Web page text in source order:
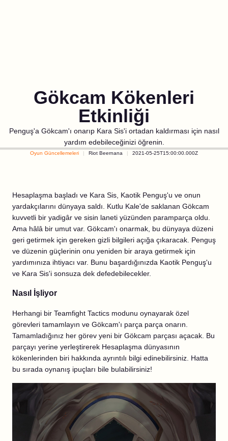
Gökcam Kökenleri
Etkinliği
Penguş'a Gökcam'ı onarıp Kara Sis'i ortadan kaldırması için nasıl
yardım edebileceğinizi öğrenin.
Oyun Güncellemeleri Riot Beernana 2021-05-25T15:00:00.000Z
Hesaplaşma başladı ve Kara Sis, Kaotik Penguş'u ve onun
yardakçılarını dünyaya saldı. Kutlu Kale'de saklanan Gökcam
kuvvetli bir yadigâr ve sisin laneti yüzünden paramparça oldu.
Ama hâlâ bir umut var. Gökcam'ı onarmak, bu dünyaya düzeni
geri getirmek için gereken gizli bilgileri açığa çıkaracak. Penguş
ve düzenin güçlerinin onu yeniden bir araya getirmek için
yardımınıza ihtiyacı var. Bunu başardığınızda Kaotik Penguş'u
ve Kara Sis'i sonsuza dek defedebilecekler.
Nasıl İşliyor
Herhangi bir Teamfight Tactics modunu oynayarak özel
görevleri tamamlayın ve Gökcam'ı parça parça onarın.
Tamamladığınız her görev yeni bir Gökcam parçası açacak. Bu
parçayı yerine yerleştirerek Hesaplaşma dünyasının
kökenlerinden biri hakkında ayrıntılı bilgi edinebilirsiniz. Hatta
bu sırada oynanış ipuçları bile bulabilirsiniz!